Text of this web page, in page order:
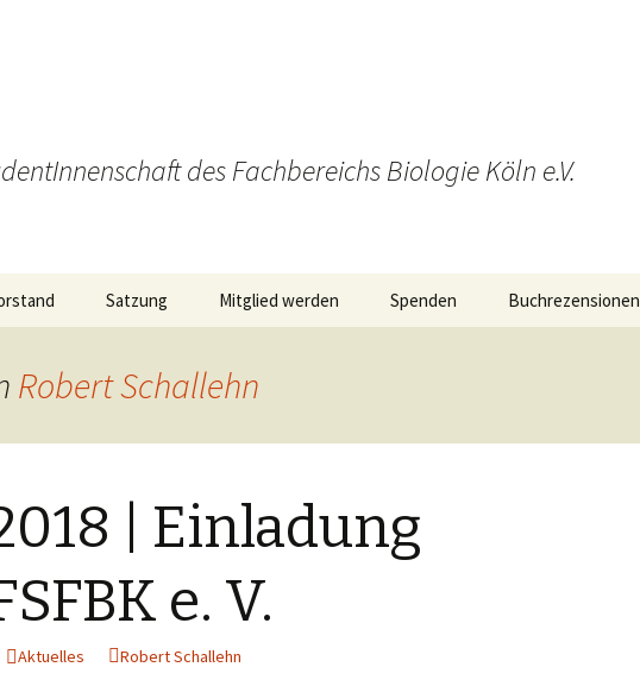
des Fachbereichs Biologie Köln e.V.
Satzung Mitglied werden Spenden Buchrezensionen
Robert Schallehn
| Einladung
e. V.
Aktuelles Robert Schallehn